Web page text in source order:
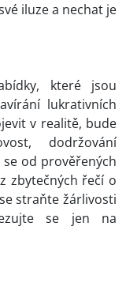
iluze a nechat je
které jsou
lukrativních
v realitě, bude
dodržování
od prověřených
zbytečných řečí o
straňte žárlivosti
se jen na